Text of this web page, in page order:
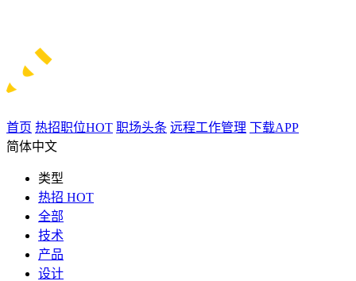
首页 热招职位HOT 职场头条 远程工作管理 下载APP
简体中文
类型
热招 HOT
全部
技术
产品
设计